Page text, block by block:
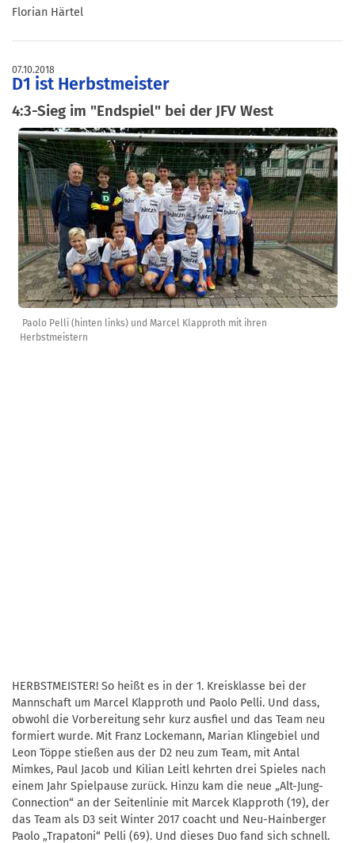
Florian Härtel
07.10.2018
D1 ist Herbstmeister
4:3-Sieg im "Endspiel" bei der JFV West
Paolo Pelli (hinten links) und Marcel Klapproth mit ihren
Herbstmeistern
HERBSTMEISTER! So heißt es in der 1. Kreisklasse bei der
Mannschaft um Marcel Klapproth und Paolo Pelli. Und dass,
obwohl die Vorbereitung sehr kurz ausfiel und das Team neu
formiert wurde. Mit Franz Lockemann, Marian Klingebiel und
Leon Töppe stießen aus der D2 neu zum Team, mit Antal
Mimkes, Paul Jacob und Kilian Leitl kehrten drei Spieles nach
einem Jahr Spielpause zurück. Hinzu kam die neue „Alt-Jung-
Connection“ an der Seitenlinie mit Marcek Klapproth (19), der
das Team als D3 seit Winter 2017 coacht und Neu-Hainberger
Paolo „Trapatoni“ Pelli (69). Und dieses Duo fand sich schnell.